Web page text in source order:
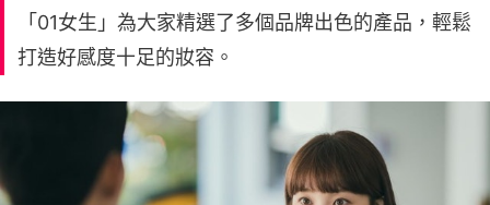
「01女生」為大家精選了多個品牌出色的產品，輕鬆
打造好感度十足的妝容。